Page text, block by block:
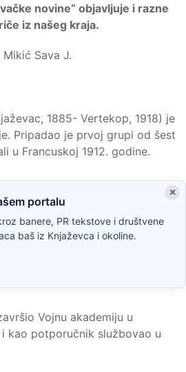
novine“ objavljuje i razne
iz našeg kraja.
1885- Vertekop, 1918) je
Pripadao je prvoj grupi od šest
u Francuskoj 1912. godine.
×
portalu
banere, PR tekstove i društvene
baš iz Knjaževca i okoline.
Vojnu akademiju u
kao potporučnik službovao u